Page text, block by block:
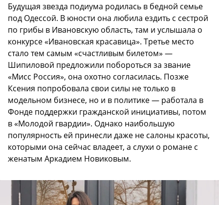
Будущая звезда подиума родилась в бедной семье
под Одессой. В юности она любила ездить с сестрой
по грибы в Ивановскую область, там и услышала о
конкурсе «Ивановская красавица». Третье место
стало тем самым «счастливым билетом» —
Шипиловой предложили побороться за звание
«Мисс Россия», она охотно согласилась. Позже
Ксения попробовала свои силы не только в
модельном бизнесе, но и в политике — работала в
Фонде поддержки гражданской инициативы, потом
в «Молодой гвардии». Однако наибольшую
популярность ей принесли даже не салоны красоты,
которыми она сейчас владеет, а слухи о романе с
женатым Аркадием Новиковым.